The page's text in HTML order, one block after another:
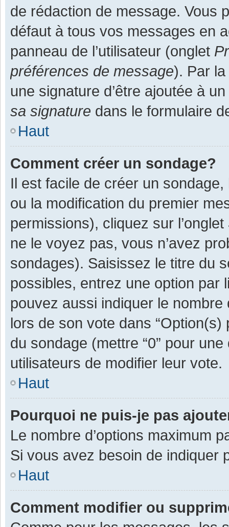
de rédaction de message. Vous
défaut à tous vos messages en
panneau de l’utilisateur (onglet
préférences de message). Par
une signature d’être ajoutée à
sa signature dans le formulaire
Haut
Comment créer un sondage?
Il est facile de créer un
ou la modification du premier
permissions), cliquez sur l’onglet
ne le voyez pas, vous n’avez
sondages). Saisissez le titre du
possibles, entrez une option par
pouvez aussi indiquer le
lors de son vote dans “Option(s)
du sondage (mettre “0” pour
utilisateurs de modifier leur vote.
Haut
Pourquoi ne puis-je pas
Le nombre d’options maximum
Si vous avez besoin de indiquer
Haut
Comment modifier ou